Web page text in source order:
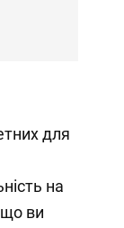
для
на
ви